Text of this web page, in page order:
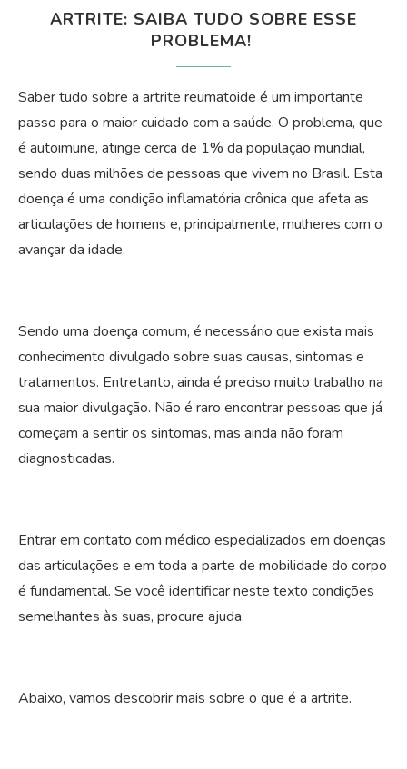
ARTRITE: SAIBA TUDO SOBRE ESSE
PROBLEMA!
Saber tudo sobre a artrite reumatoide é um importante
passo para o maior cuidado com a saúde. O problema, que
é autoimune, atinge cerca de 1% da população mundial,
sendo duas milhões de pessoas que vivem no Brasil. Esta
doença é uma condição inflamatória crônica que afeta as
articulações de homens e, principalmente, mulheres com o
avançar da idade.
Sendo uma doença comum, é necessário que exista mais
conhecimento divulgado sobre suas causas, sintomas e
tratamentos. Entretanto, ainda é preciso muito trabalho na
sua maior divulgação. Não é raro encontrar pessoas que já
começam a sentir os sintomas, mas ainda não foram
diagnosticadas.
Entrar em contato com médico especializados em doenças
das articulações e em toda a parte de mobilidade do corpo
é fundamental. Se você identificar neste texto condições
semelhantes às suas, procure ajuda.
Abaixo, vamos descobrir mais sobre o que é a artrite.